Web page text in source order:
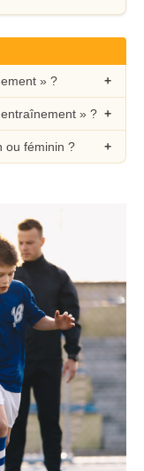
» ?
» ?
ou féminin ?